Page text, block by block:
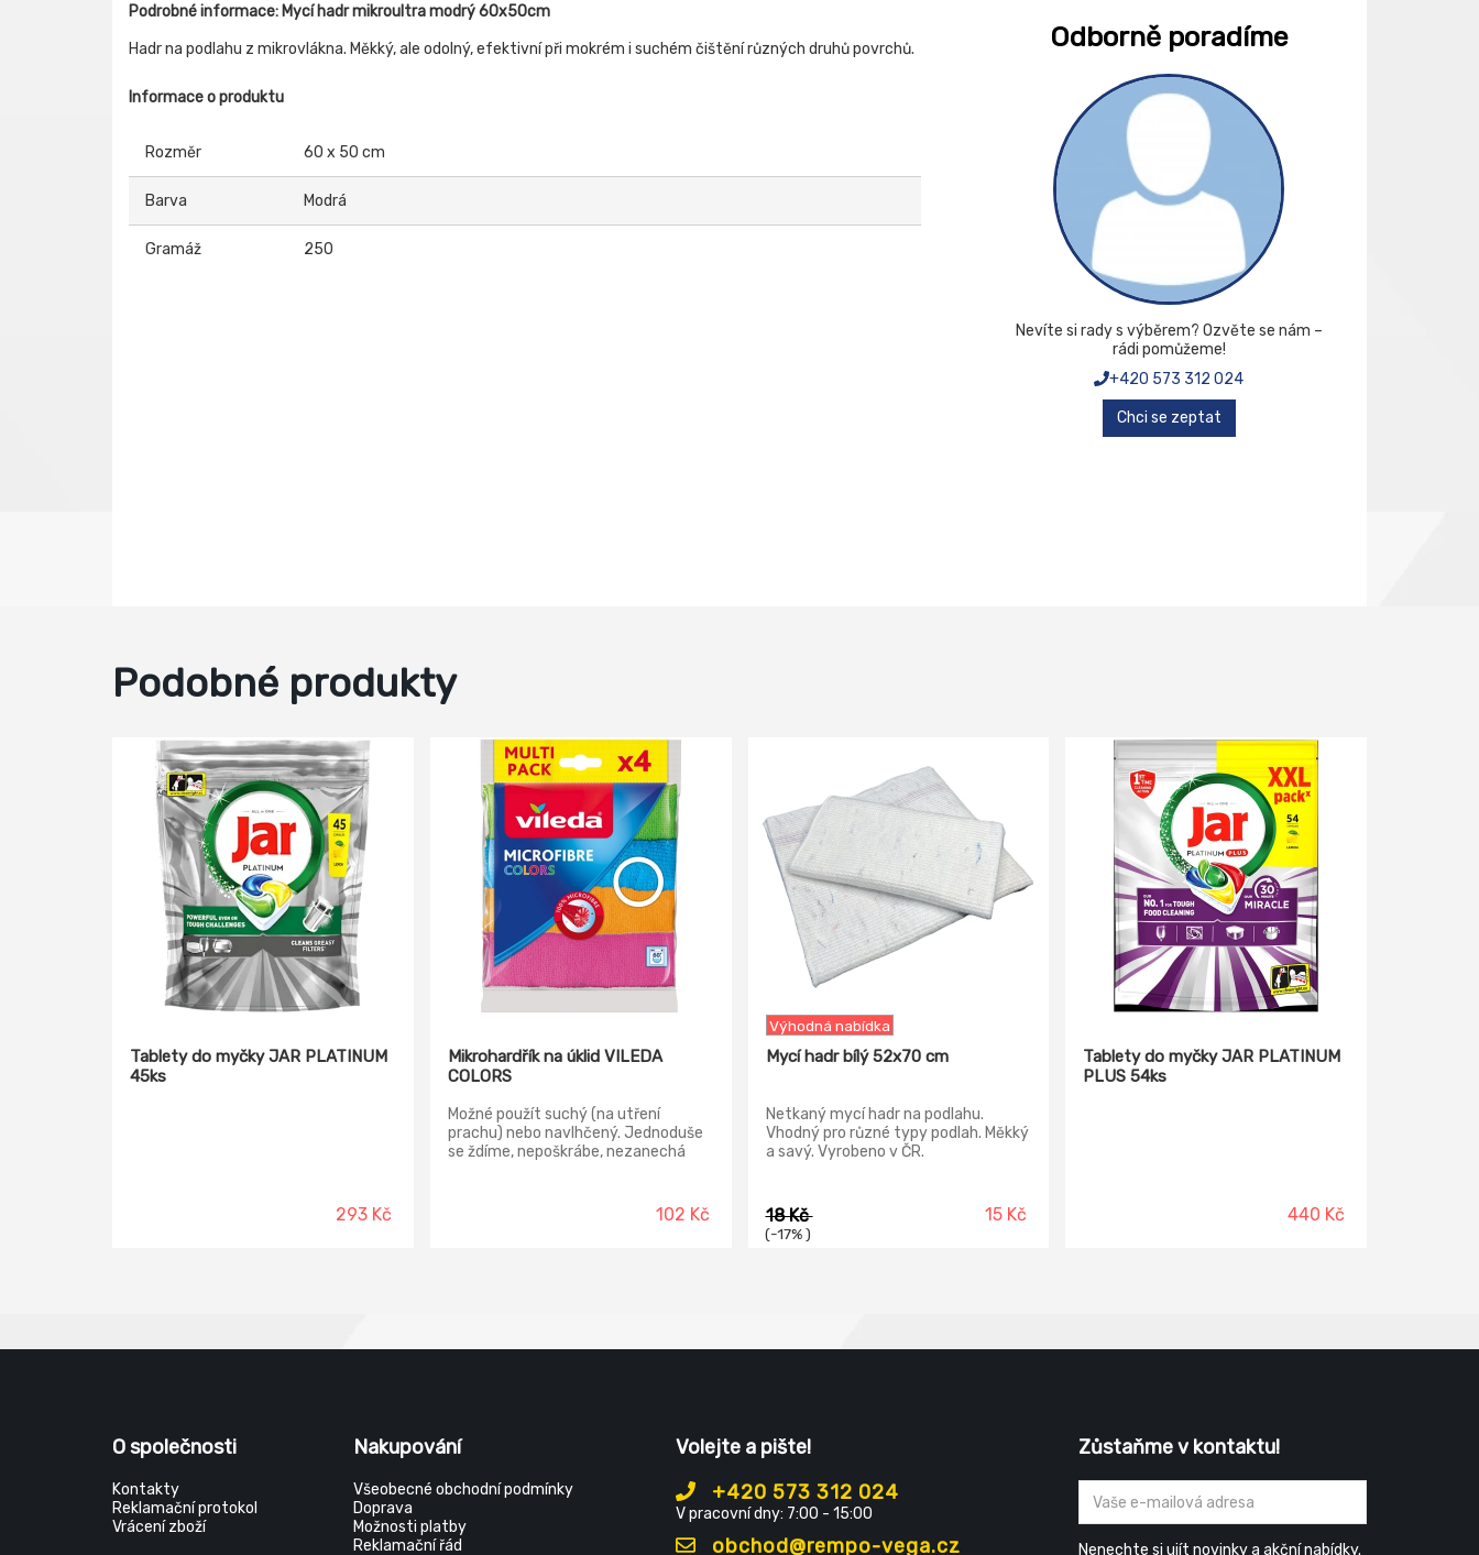
Podrobné informace: Mycí hadr mikroultra modrý 60x50cm
Hadr na podlahu z mikrovlákna. Měkký, ale odolný, efektivní při mokrém i suchém čištění různých druhů povrchů.
Informace o produktu
Rozměr 60 x 50 cm
Barva Modrá
Gramáž 250
Odborně poradíme
Nevíte si rady s výběrem? Ozvěte se nám –
rádi pomůžeme!
+420 573 312 024
Chci se zeptat
Podobné produkty
Tablety do myčky JAR PLATINUM
45ks
293 Kč
Mikrohardřík na úklid VILEDA
COLORS
Možné použít suchý (na utření
prachu) nebo navlhčený. Jednoduše
se ždíme, nepoškrábe, nezanechá
déle hygienicky čistý, garantovaný
dopady na životní prostředí.
102 Kč
Výhodná nabídka
Mycí hadr bílý 52x70 cm
Netkaný mycí hadr na podlahu.
Vhodný pro různé typy podlah. Měkký
a savý. Vyrobeno v ČR.
18 Kč
(-17% )
15 Kč
Tablety do myčky JAR PLATINUM
PLUS 54ks
440 Kč
O společnosti
Kontakty
Reklamační protokol
Vrácení zboží
Nakupování
Všeobecné obchodní podmínky
Doprava
Možnosti platby
Reklamační řád
Volejte a pište!
+420 573 312 024
V pracovní dny: 7:00 - 15:00
obchod@rempo-vega.cz
Zůstaňme v kontaktu!
Nenechte si ujít novinky a akční nabídky.